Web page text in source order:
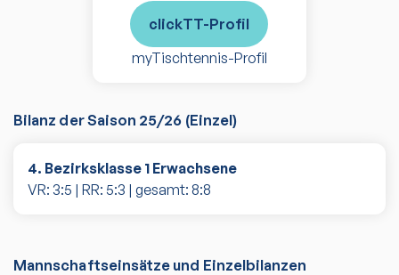
clickTT-Profil
myTischtennis-Profil
Bilanz der Saison 25/26 (Einzel)
4. Bezirksklasse 1 Erwachsene
VR: 3:5 | RR: 5:3 | gesamt: 8:8
Mannschaftseinsätze und Einzelbilanzen